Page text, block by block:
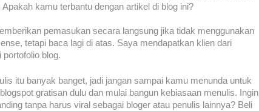
Apakah kamu terbantu dengan artikel di blog ini?
pemasukan secara langsung jika tidak menggunakan
tetapi baca lagi di atas. Saya mendapatkan klien dari
portofolio blog.
itu banyak banget, jadi jangan sampai kamu menunda untuk
gratisan dulu dan mulai bangun kebiasaan menulis. Ingin
tanpa harus viral sebagai bloger atau penulis lainnya? Beli